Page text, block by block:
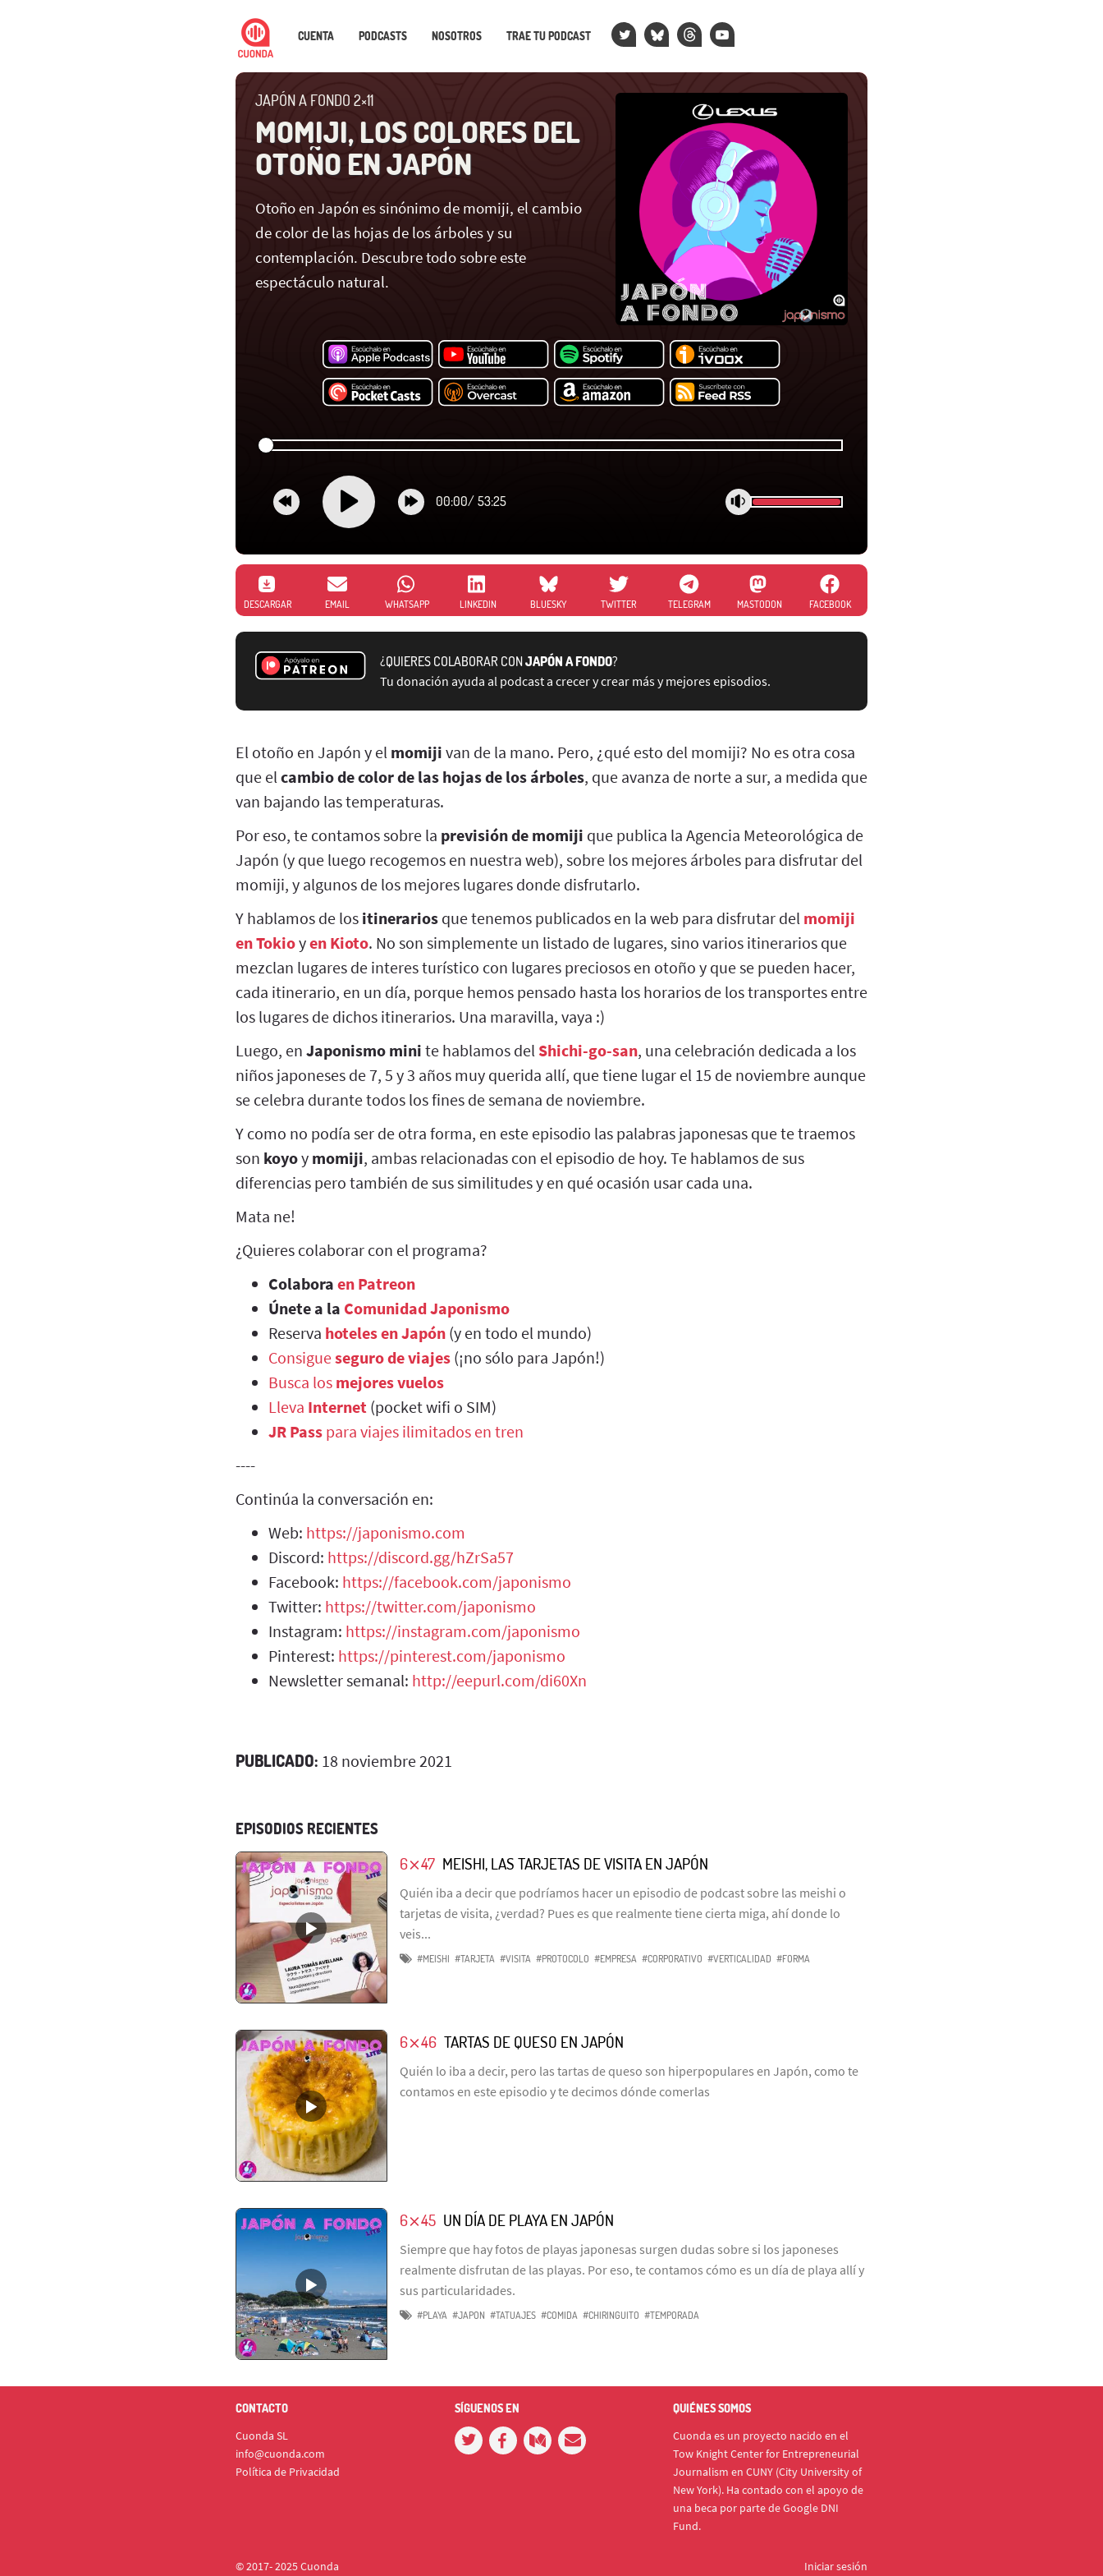
CUENTA PODCASTS NOSOTROS TRAE TU PODCAST
JAPÓN A FONDO 2×11
MOMIJI, LOS COLORES DEL
OTOÑO EN JAPÓN
Otoño en Japón es sinónimo de momiji, el cambio
de color de las hojas de los árboles y su
contemplación. Descubre todo sobre este
espectáculo natural.
00:00/ 53:25
DESCARGAR EMAIL WHATSAPP LINKEDIN BLUESKY TWITTER TELEGRAM MASTODON FACEBOOK
¿QUIERES COLABORAR CONJAPÓN A FONDO?
Tu donación ayuda al podcast a crecer y crear más y mejores episodios.
El otoño en Japón y el momiji van de la mano. Pero, ¿qué esto del momiji? No es otra cosa
que el cambio de color de las hojas de los árboles, que avanza de norte a sur, a medida que
van bajando las temperaturas.
Por eso, te contamos sobre la previsión de momiji que publica la Agencia Meteorológica de
Japón (y que luego recogemos en nuestra web), sobre los mejores árboles para disfrutar del
momiji, y algunos de los mejores lugares donde disfrutarlo.
Y hablamos de los itinerarios que tenemos publicados en la web para disfrutar del momiji
en Tokioyen Kioto. No son simplemente un listado de lugares, sino varios itinerarios que
mezclan lugares de interes turístico con lugares preciosos en otoño y que se pueden hacer,
cada itinerario, en un día, porque hemos pensado hasta los horarios de los transportes entre
los lugares de dichos itinerarios. Una maravilla, vaya :)
Luego, en Japonismo mini te hablamos del Shichi-go-san, una celebración dedicada a los
niños japoneses de 7, 5 y 3 años muy querida allí, que tiene lugar el 15 de noviembre aunque
se celebra durante todos los fines de semana de noviembre.
Y como no podía ser de otra forma, en este episodio las palabras japonesas que te traemos
son koyoy momiji, ambas relacionadas con el episodio de hoy. Te hablamos de sus
diferencias pero también de sus similitudes y en qué ocasión usar cada una.
Mata ne!
¿Quieres colaborar con el programa?
Colabora en Patreon
Únete a la Comunidad Japonismo
Reserva hoteles en Japón (y en todo el mundo)
Consigueseguro de viajes (¡no sólo para Japón!)
Busca los mejores vuelos
Lleva Internet (pocket wifi o SIM)
JR Pass para viajes ilimitados en tren
----
Continúa la conversación en:
Web: https://japonismo.com
Discord: https://discord.gg/hZrSa57
Facebook: https://facebook.com/japonismo
Twitter: https://twitter.com/japonismo
Instagram: https://instagram.com/japonismo
Pinterest: https://pinterest.com/japonismo
Newsletter semanal: http://eepurl.com/di60Xn
PUBLICADO: 18 noviembre 2021
EPISODIOS RECIENTES
6⨯47 MEISHI, LAS TARJETAS DE VISITA EN JAPÓN
Quién iba a decir que podríamos hacer un episodio de podcast sobre las meishi o
tarjetas de visita, ¿verdad? Pues es que realmente tiene cierta miga, ahí donde lo
veis...
#MEISHI #TARJETA #VISITA #PROTOCOLO #EMPRESA #CORPORATIVO #VERTICALIDAD #FORMA
6⨯46 TARTAS DE QUESO EN JAPÓN
Quién lo iba a decir, pero las tartas de queso son hiperpopulares en Japón, como te
contamos en este episodio y te decimos dónde comerlas
6⨯45 UN DÍA DE PLAYA EN JAPÓN
Siempre que hay fotos de playas japonesas surgen dudas sobre si los japoneses
realmente disfrutan de las playas. Por eso, te contamos cómo es un día de playa allí y
sus particularidades.
#PLAYA #JAPON #TATUAJES #COMIDA #CHIRINGUITO #TEMPORADA
CONTACTO
Cuonda SL
info@cuonda.com
Política de Privacidad
SÍGUENOS EN QUIÉNES SOMOS
Cuonda es un proyecto nacido en el
Tow Knight Center for Entrepreneurial
Journalism en CUNY (City University of
New York). Ha contado con el apoyo de
una beca por parte de Google DNI
Fund.
© 2017- 2025 Cuonda Iniciar sesión